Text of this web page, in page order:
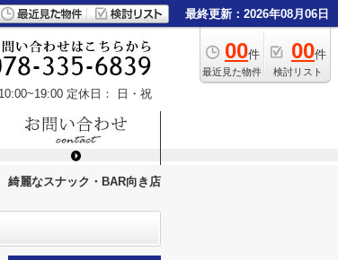
最終更新：2026年08月06日
00件
最近見た物件
00件
検討リスト
定休日： 日・祝
綺麗なスナック・BAR向き店